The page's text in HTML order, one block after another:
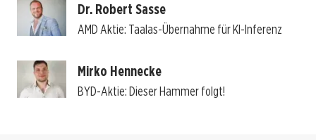
Dr. Robert Sasse
AMD Aktie: Taalas-Übernahme für KI-Inferenz
Mirko Hennecke
BYD-Aktie: Dieser Hammer folgt!